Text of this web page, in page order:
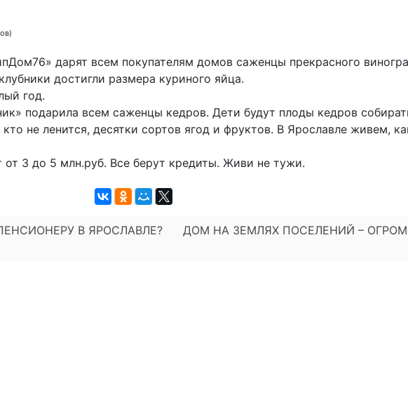
дарят всем покупателям домов саженцы прекрасного
достигли размера куриного яйца.
год.
подарила всем саженцы кедров. Дети будут плоды кедров
не ленится, десятки сортов ягод и фруктов. В Ярославле живем,
3 до 5 млн.руб. Все берут кредиты. Живи не тужи.
В ЯРОСЛАВЛЕ?
ДОМ НА ЗЕМЛЯХ ПОСЕЛЕНИЙ –